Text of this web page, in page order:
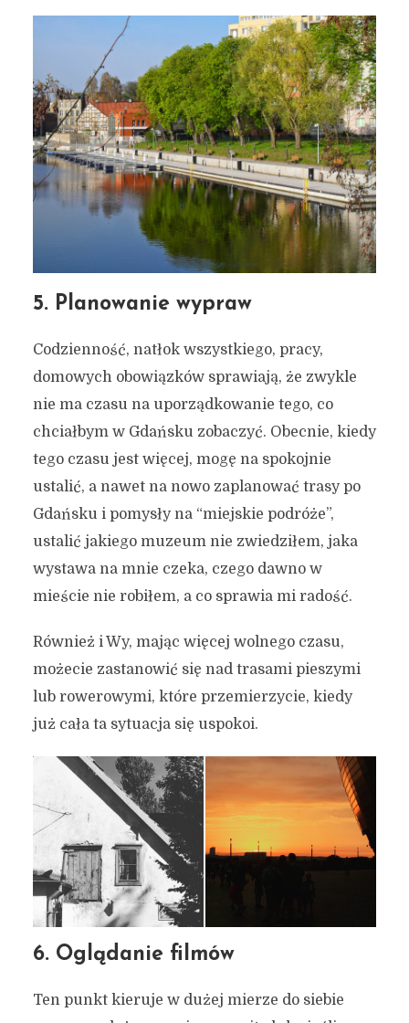
5. Planowanie wypraw
Codzienność, natłok wszystkiego, pracy,
domowych obowiązków sprawiają, że zwykle
nie ma czasu na uporządkowanie tego, co
chciałbym w Gdańsku zobaczyć. Obecnie, kiedy
tego czasu jest więcej, mogę na spokojnie
ustalić, a nawet na nowo zaplanować trasy po
Gdańsku i pomysły na “miejskie podróże”,
ustalić jakiego muzeum nie zwiedziłem, jaka
wystawa na mnie czeka, czego dawno w
mieście nie robiłem, a co sprawia mi radość.
Również i Wy, mając więcej wolnego czasu,
możecie zastanowić się nad trasami pieszymi
lub rowerowymi, które przemierzycie, kiedy
już cała ta sytuacja się uspokoi.
6. Oglądanie filmów
Ten punkt kieruje w dużej mierze do siebie